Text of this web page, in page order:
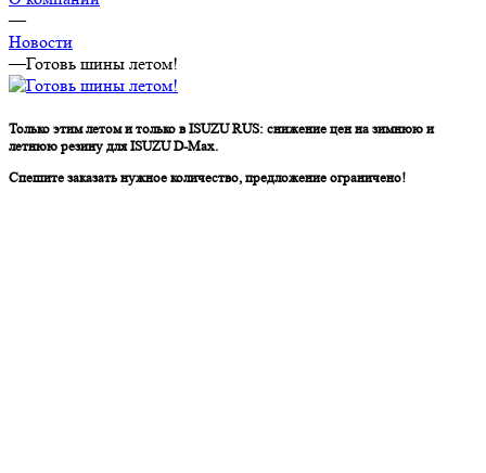
—
Новости
—Готовь шины летом!
Только этим летом и только в ISUZU RUS: снижение цен на зимнюю и
летнюю резину для ISUZU D-Max.
Спешите заказать нужное количество, предложение ограничено!